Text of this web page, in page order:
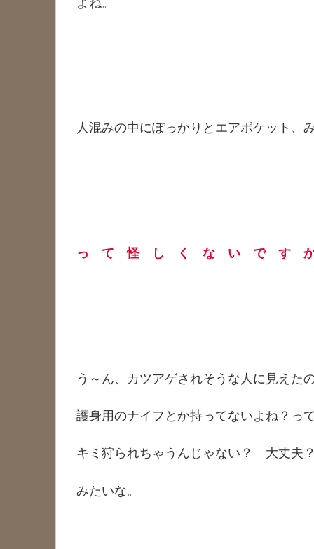
人混みの中にぽっかりとエアポケット、み
っ て 怪 し く な い で す
う～ん、カツアゲされそうな人に見えた
護身用のナイフとか持ってないよね？っ
キミ狩られちゃうんじゃない？ 大丈夫？
みたいな。